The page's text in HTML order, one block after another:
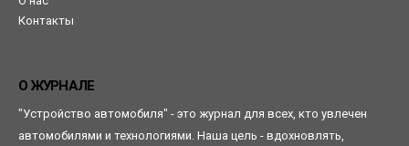
Контакты
О ЖУРНАЛЕ
"Устройство автомобиля" - это журнал для всех, кто увлечен
автомобилями и технологиями. Наша цель - вдохновлять,